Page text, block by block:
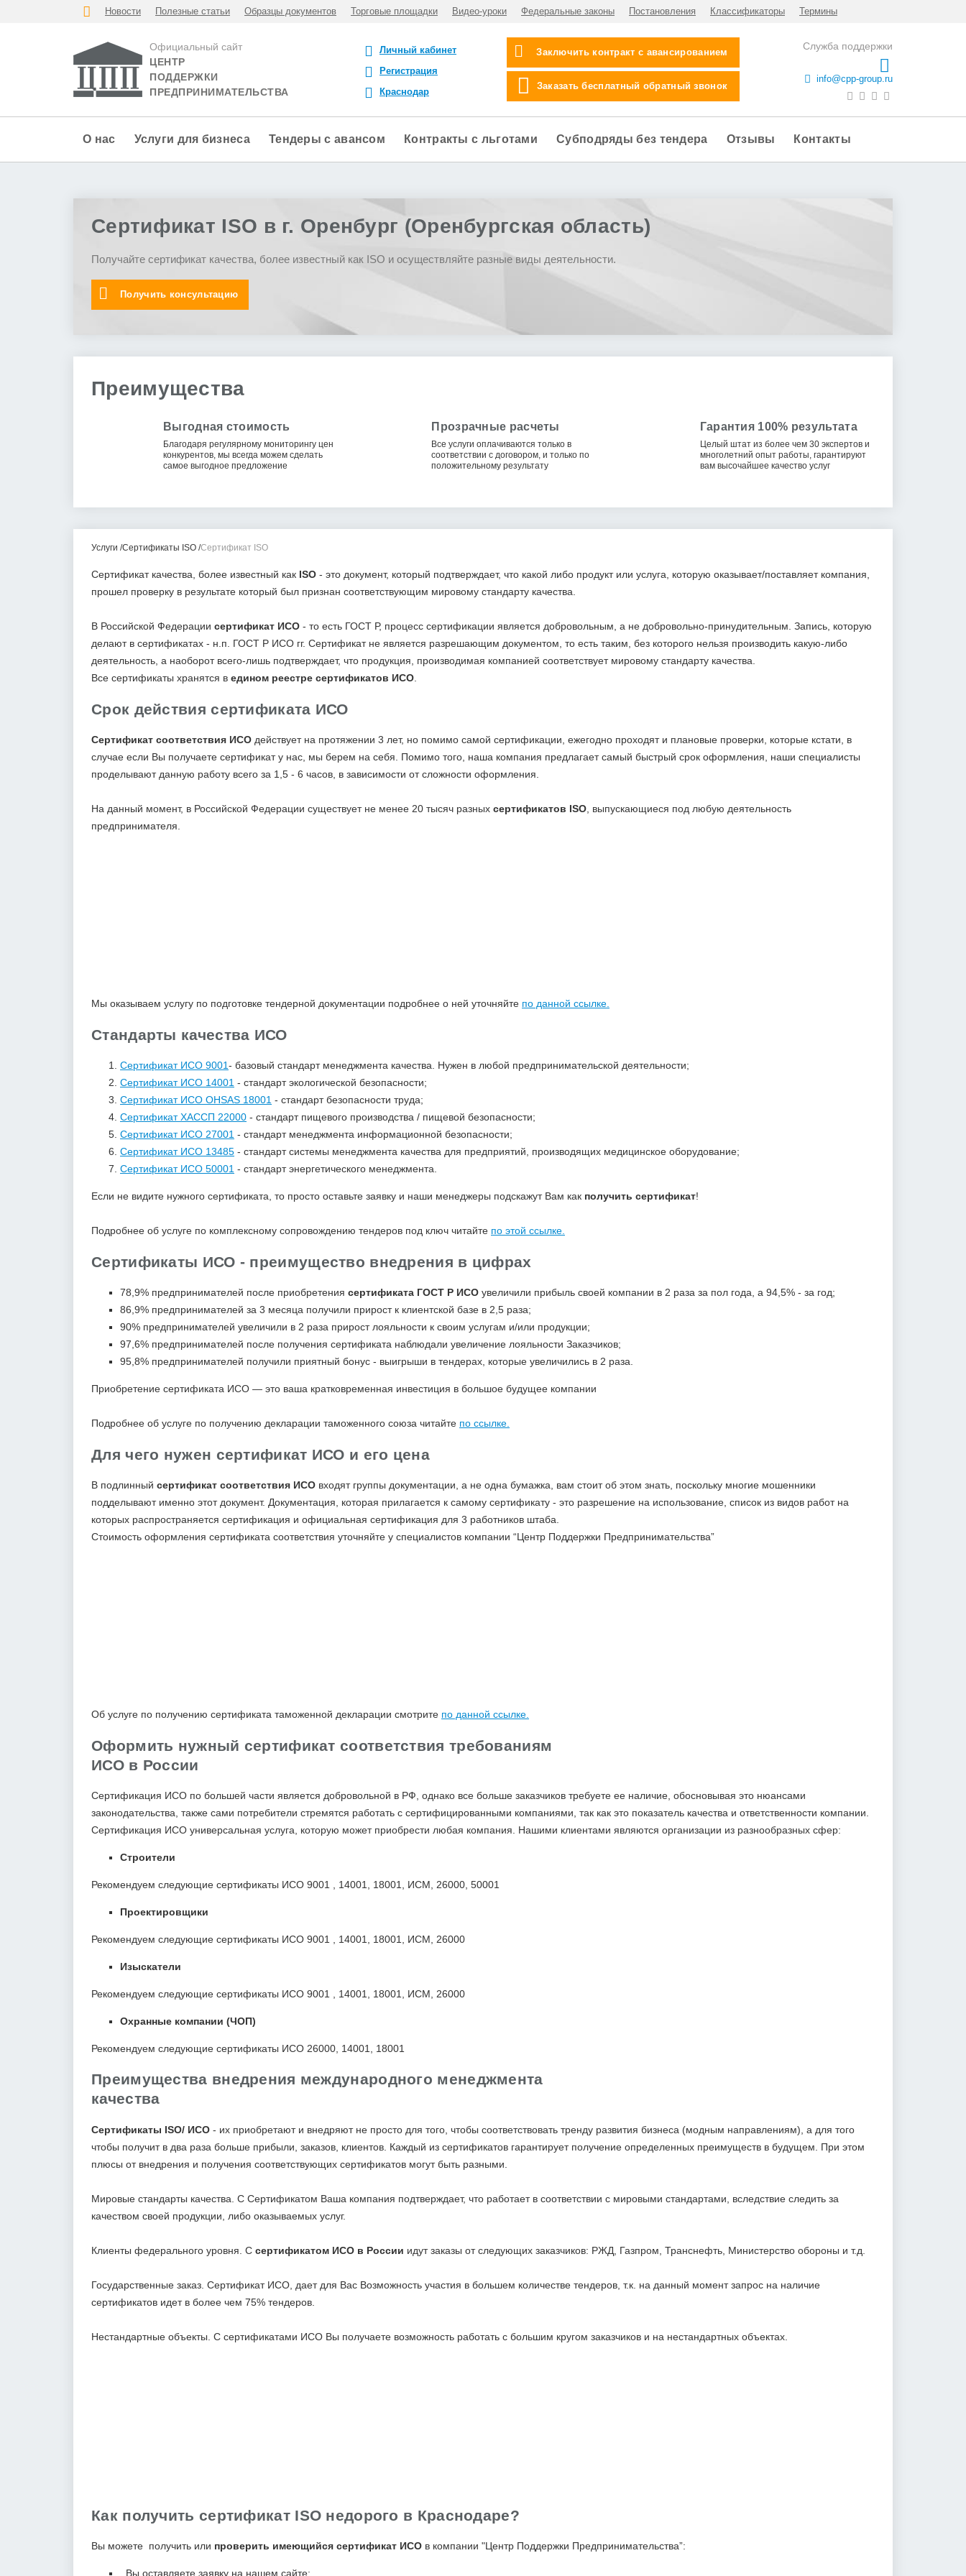
Новости Полезные статьи Образцы документов Торговые площадки Видео-уроки Федеральные законы Постановления Классификаторы Термины
Официальный сайт
ЦЕНТР
ПОДДЕРЖКИ
ПРЕДПРИНИМАТЕЛЬСТВА
Личный кабинет
Регистрация
Краснодар
Заключить контракт с авансированием
Заказать бесплатный обратный звонок
Служба поддержки
info@cpp-group.ru
О нас Услуги для бизнеса Тендеры с авансом Контракты с льготами Субподряды без тендера Отзывы Контакты
Сертификат ISO в г. Оренбург (Оренбургская область)
Получайте сертификат качества, более известный как ISO и осуществляйте разные виды деятельности.
Получить консультацию
Преимущества
Выгодная стоимость
Благодаря регулярному мониторингу цен
конкурентов, мы всегда можем сделать
самое выгодное предложение
Прозрачные расчеты
Все услуги оплачиваются только в
соответствии с договором, и только по
положительному результату
Гарантия 100% результата
Целый штат из более чем 30 экспертов и
многолетний опыт работы, гарантируют
вам высочайшее качество услуг
Услуги Сертификаты ISO Сертификат ISO
Сертификат качества, более известный как ISO - это документ, который подтверждает, что какой либо продукт или услуга, которую оказывает/поставляет компания,
прошел проверку в результате который был признан соответствующим мировому стандарту качества.
В Российской Федерации сертификат ИСО - то есть ГОСТ Р, процесс сертификации является добровольным, а не добровольно-принудительным. Запись, которую
делают в сертификатах - н.п. ГОСТ Р ИСО гг. Сертификат не является разрешающим документом, то есть таким, без которого нельзя производить какую-либо
деятельность, а наоборот всего-лишь подтверждает, что продукция, производимая компанией соответствует мировому стандарту качества.
Все сертификаты хранятся в едином реестре сертификатов ИСО.
Срок действия сертификата ИСО
Сертификат соответствия ИСО действует на протяжении 3 лет, но помимо самой сертификации, ежегодно проходят и плановые проверки, которые кстати, в
случае если Вы получаете сертификат у нас, мы берем на себя. Помимо того, наша компания предлагает самый быстрый срок оформления, наши специалисты
проделывают данную работу всего за 1,5 - 6 часов, в зависимости от сложности оформления.
На данный момент, в Российской Федерации существует не менее 20 тысяч разных сертификатов ISO, выпускающиеся под любую деятельность
предпринимателя.
Мы оказываем услугу по подготовке тендерной документации подробнее о ней уточняйте по данной ссылке.
Стандарты качества ИСО
Сертификат ИСО 9001- базовый стандарт менеджмента качества. Нужен в любой предпринимательской деятельности;
Сертификат ИСО 14001 - стандарт экологической безопасности;
Сертификат ИСО OHSAS 18001 - стандарт безопасности труда;
Сертификат ХАССП 22000 - стандарт пищевого производства / пищевой безопасности;
Сертификат ИСО 27001 - стандарт менеджмента информационной безопасности;
Сертификат ИСО 13485 - стандарт системы менеджмента качества для предприятий, производящих медицинское оборудование;
Сертификат ИСО 50001 - стандарт энергетического менеджмента.
Если не видите нужного сертификата, то просто оставьте заявку и наши менеджеры подскажут Вам как получить сертификат!
Подробнее об услуге по комплексному сопровождению тендеров под ключ читайте по этой ссылке.
Сертификаты ИСО - преимущество внедрения в цифрах
78,9% предпринимателей после приобретения сертификата ГОСТ Р ИСО увеличили прибыль своей компании в 2 раза за пол года, а 94,5% - за год;
86,9% предпринимателей за 3 месяца получили прирост к клиентской базе в 2,5 раза;
90% предпринимателей увеличили в 2 раза прирост лояльности к своим услугам и/или продукции;
97,6% предпринимателей после получения сертификата наблюдали увеличение лояльности Заказчиков;
95,8% предпринимателей получили приятный бонус - выигрыши в тендерах, которые увеличились в 2 раза.
Приобретение сертификата ИСО — это ваша кратковременная инвестиция в большое будущее компании
Подробнее об услуге по получению декларации таможенного союза читайте по ссылке.
Для чего нужен сертификат ИСО и его цена
В подлинный сертификат соответствия ИСО входят группы документации, а не одна бумажка, вам стоит об этом знать, поскольку многие мошенники
подделывают именно этот документ. Документация, которая прилагается к самому сертификату - это разрешение на использование, список из видов работ на
которых распространяется сертификация и официальная сертификация для 3 работников штаба.
Стоимость оформления сертификата соответствия уточняйте у специалистов компании “Центр Поддержки Предпринимательства”
Об услуге по получению сертификата таможенной декларации смотрите по данной ссылке.
Оформить нужный сертификат соответствия требованиям
ИСО в России
Сертификация ИСО по большей части является добровольной в РФ, однако все больше заказчиков требуете ее наличие, обосновывая это нюансами
законодательства, также сами потребители стремятся работать с сертифицированными компаниями, так как это показатель качества и ответственности компании.
Сертификация ИСО универсальная услуга, которую может приобрести любая компания. Нашими клиентами являются организации из разнообразных сфер:
Строители
Рекомендуем следующие сертификаты ИСО 9001 , 14001, 18001, ИСМ, 26000, 50001
Проектировщики
Рекомендуем следующие сертификаты ИСО 9001 , 14001, 18001, ИСМ, 26000
Изыскатели
Рекомендуем следующие сертификаты ИСО 9001 , 14001, 18001, ИСМ, 26000
Охранные компании (ЧОП)
Рекомендуем следующие сертификаты ИСО 26000, 14001, 18001
Преимущества внедрения международного менеджмента
качества
Сертификаты ISO/ ИСО - их приобретают и внедряют не просто для того, чтобы соответствовать тренду развития бизнеса (модным направлениям), а для того
чтобы получит в два раза больше прибыли, заказов, клиентов. Каждый из сертификатов гарантирует получение определенных преимуществ в будущем. При этом
плюсы от внедрения и получения соответствующих сертификатов могут быть разными.
Мировые стандарты качества. С Сертификатом Ваша компания подтверждает, что работает в соответствии с мировыми стандартами, вследствие следить за
качеством своей продукции, либо оказываемых услуг.
Клиенты федерального уровня. С сертификатом ИСО в России идут заказы от следующих заказчиков: РЖД, Газпром, Транснефть, Министерство обороны и т.д.
Государственные заказ. Сертификат ИСО, дает для Вас Возможность участия в большем количестве тендеров, т.к. на данный момент запрос на наличие
сертификатов идет в более чем 75% тендеров.
Нестандартные объекты. С сертификатами ИСО Вы получаете возможность работать с большим кругом заказчиков и на нестандартных объектах.
Как получить сертификат ISO недорого в Краснодаре?
Вы можете получить или проверить имеющийся сертификат ИСО в компании "Центр Поддержки Предпринимательства”:
Вы оставляете заявку на нашем сайте;